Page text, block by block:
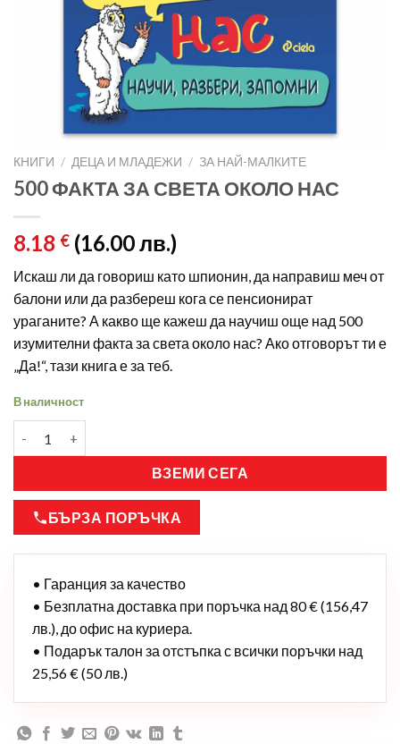
КНИГИ / ДЕЦА И МЛАДЕЖИ / ЗА НАЙ-МАЛКИТЕ
500 ФАКТА ЗА СВЕТА ОКОЛО НАС
8.18 € (16.00 лв.)
Искаш ли да говориш като шпионин, да направиш меч от
балони или да разбереш кога се пенсионират
ураганите? А какво ще кажеш да научиш още над 500
изумителни факта за света около нас? Ако отговорът ти е
„Да!“, тази книга е за теб.
В наличност
ВЗЕМИ СЕГА
БЪРЗА ПОРЪЧКА
• Гаранция за качество
• Безплатна доставка при поръчка над 80 € (156,47
лв.), до офис на куриера.
• Подарък талон за отстъпка с всички поръчки над
25,56 € (50 лв.)